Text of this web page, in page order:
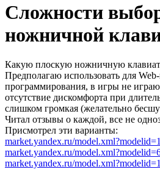
Сложности
ножничной
Какую плоскую ножничную
Предполагаю использовать для
программирования, в игры не
отсутствие дискомфорта при
слишком громкая (желательно
Читал отзывы о каждой, все не
Присмотрел эти варианты:
market.yandex.ru/
market.yandex.ru/
market.yandex.ru/